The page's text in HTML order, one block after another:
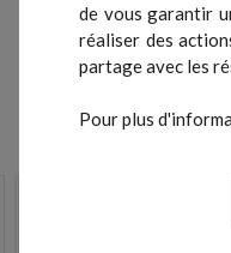
de vous garantir
réaliser des
partage avec les
Pour plus